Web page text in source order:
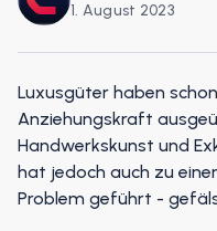
1. August 2023
Luxusgüter haben
Anziehungskraft
Handwerkskunst und
hat jedoch auch zu
Problem geführt -